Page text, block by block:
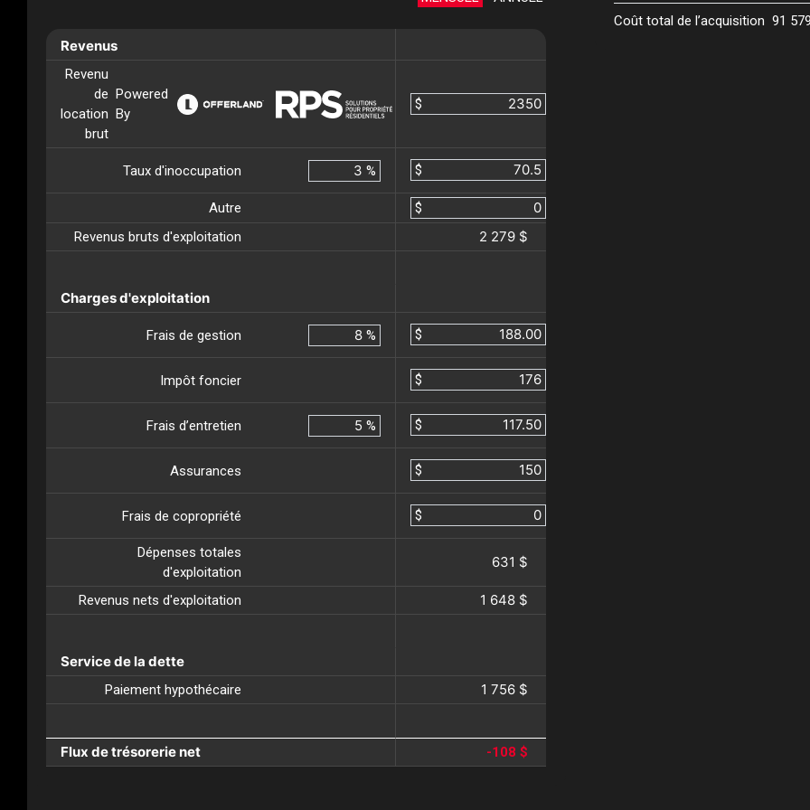
Revenus
Revenu
de
location
brut
Powered
By
$
Taux d'inoccupation % $
Autre
$
Revenus bruts d'exploitation
2 279 $
Charges d'exploitation
Frais de gestion % $
Impôt foncier $
Frais d’entretien % $
Assurances $
Frais de copropriété $
Dépenses totales
d'exploitation
631 $
Revenus nets d'exploitation 1 648 $
Service de la dette
Paiement hypothécaire 1 756 $
Flux de trésorerie net -108 $
Coût total de l’acquisition 91